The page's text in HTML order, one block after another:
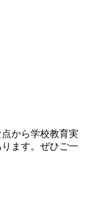
から学校教育実
ます。ぜひご一